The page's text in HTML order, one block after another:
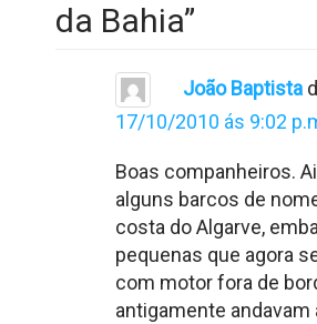
da Bahia”
João Baptista
17/10/2010 ás 9:02
Boas companheiros.
alguns barcos de
costa do Algarve,
pequenas que agora
com motor fora de
antigamente andavam